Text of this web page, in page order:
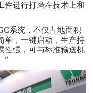
件进行打磨在技术上和
系统，不仅占地面积
单，一键启动，生产持
性强，可与标准输送机
”